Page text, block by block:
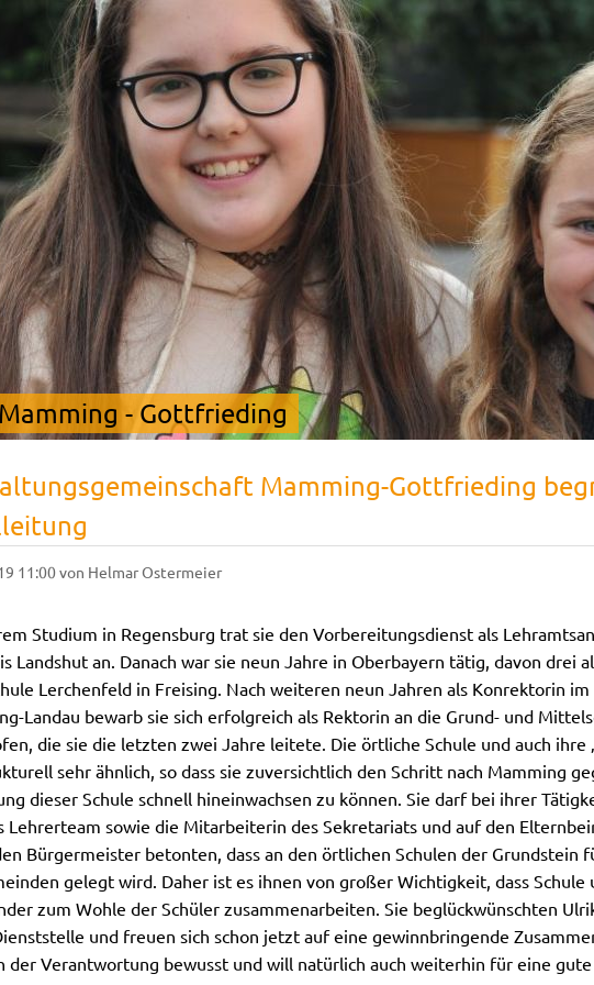
- Gottfrieding
Mamming-Gottfrieding
11:00von Helmar Ostermeier
Studium in Regensburg trat sie den Vorbereitungsdienst als
Landshut an. Danach war sie neun Jahre in Oberbayern tätig, davon drei
Lerchenfeld in Freising. Nach weiteren neun Jahren als Konrektorin im
Landau bewarb sie sich erfolgreich als Rektorin an die Grund- und
die sie die letzten zwei Jahre leitete. Die örtliche Schule und auch ihre
sehr ähnlich, so dass sie zuversichtlich den Schritt nach Mamming
dieser Schule schnell hineinwachsen zu können. Sie darf bei ihrer
Lehrerteam sowie die Mitarbeiterin des Sekretariats und auf den
Bürgermeister betonten, dass an den örtlichen Schulen der Grundstein
gelegt wird. Daher ist es ihnen von großer Wichtigkeit, dass Schule
zum Wohle der Schüler zusammenarbeiten. Sie beglückwünschten
und freuen sich schon jetzt auf eine gewinnbringende
der Verantwortung bewusst und will natürlich auch weiterhin für eine